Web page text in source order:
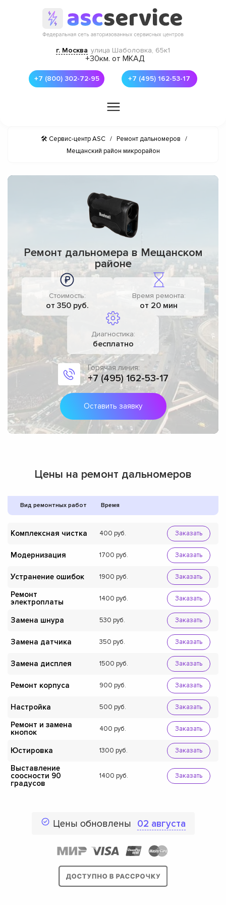
г. Москва улица Шаболовка, 65к1
+30км. от МКАД
+7 (800) 302-72-95 +7 (495) 162-53-17
🛠 Сервис-центр ASC / Ремонт дальномеров
/
Мещанский район микрорайон
Ремонт дальномера в Мещанском
районе
Стоимость:
от 350 руб.
Время ремонта:
от 20 мин
Диагностика:
бесплатно
Горячая линия:
+7 (495) 162-53-17
Оставить заявку
Цены на ремонт дальномеров
Вид ремонтных работ Время
Комплексная чистка 400 Заказать
Модернизация 1700 Заказать
Устранение ошибок 1900 Заказать
Ремонт
электроплаты
1400 Заказать
Замена шнура 530 Заказать
Замена датчика 350 Заказать
Замена дисплея 1500 Заказать
Ремонт корпуса 900 Заказать
Настройка 500 Заказать
Ремонт и замена
кнопок
400 Заказать
Юстировка 1300 Заказать
Выставление
соосности 90
градусов
1400 Заказать
Цены обновлены 02 августа